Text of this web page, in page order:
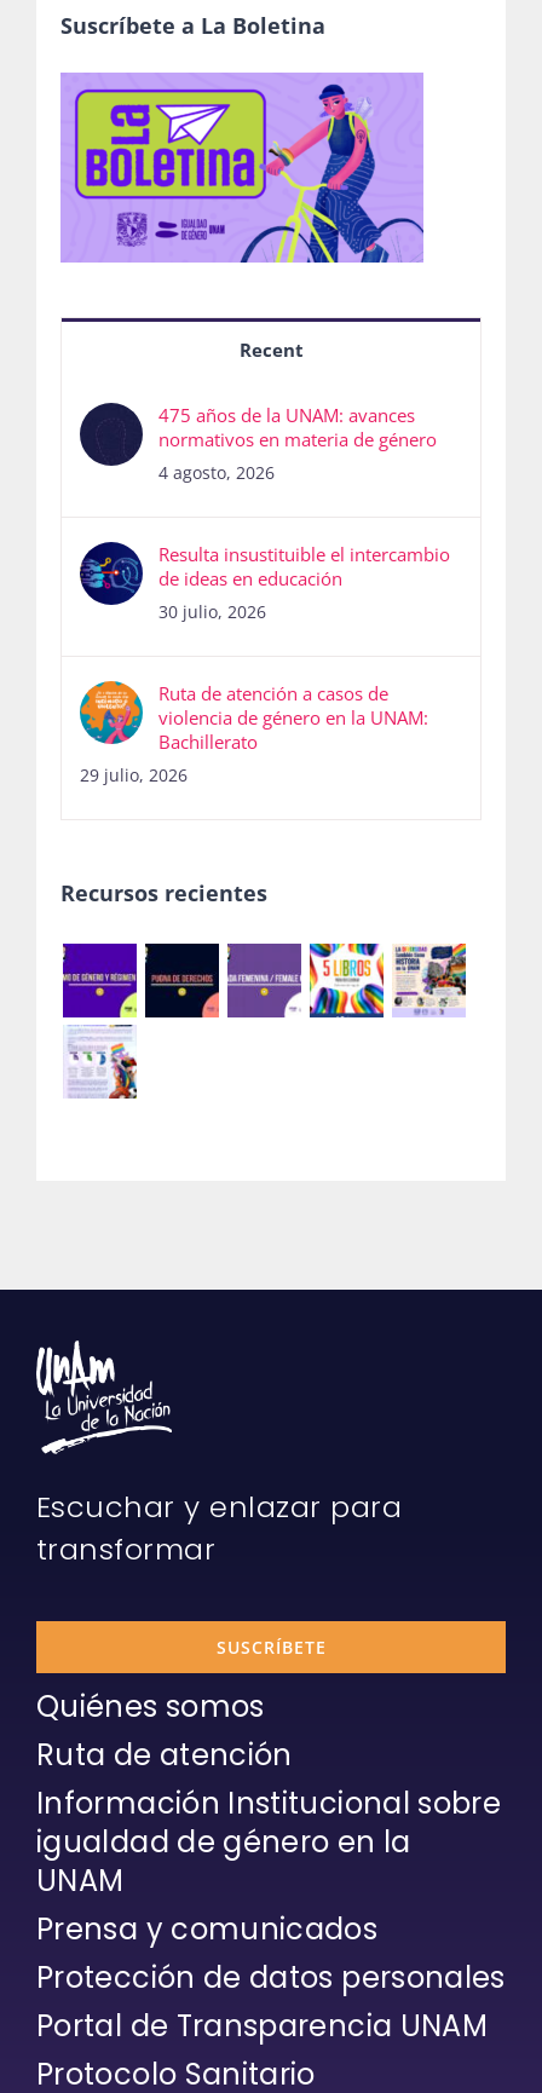
Suscríbete a La Boletina
Recent
475 años de la UNAM: avances
normativos en materia de género
4 agosto, 2026
Resulta insustituible el intercambio
de ideas en educación
30 julio, 2026
Ruta de atención a casos de
violencia de género en la UNAM:
Bachillerato
29 julio, 2026
Recursos recientes
Escuchar y enlazar para
transformar
SUSCRÍBETE
Quiénes somos
Ruta de atención
Información Institucional sobre
igualdad de género en la
UNAM
Prensa y comunicados
Protección de datos personales
Portal de Transparencia UNAM
Protocolo Sanitario